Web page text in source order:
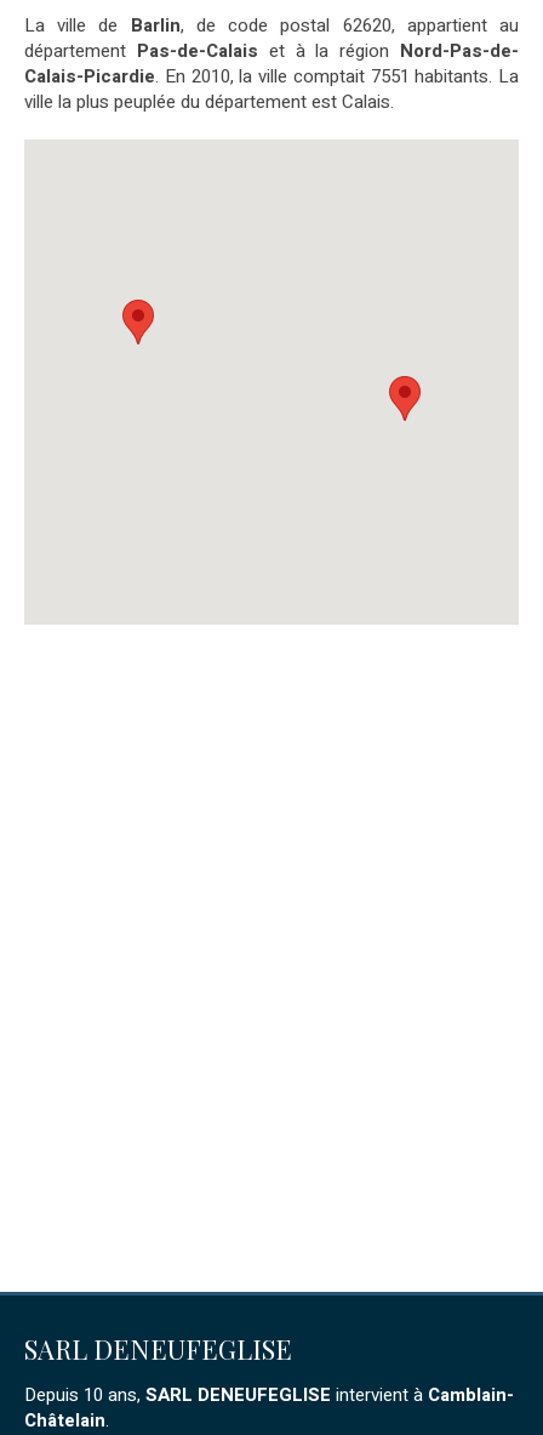
La ville de Barlin, de code postal 62620, appartient au
département Pas-de-Calais et à la région Nord-Pas-de-
Calais-Picardie. En 2010, la ville comptait 7551 habitants. La
ville la plus peuplée du département est Calais.
SARL DENEUFEGLISE
Depuis 10 ans,SARL DENEUFEGLISE intervient à Camblain-
Châtelain.